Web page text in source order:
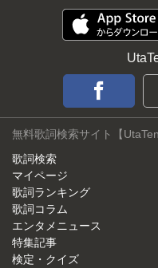
無料歌詞検索サイト【
歌詞検索
マイページ
歌詞ランキング
歌詞コラム
エンタメニュース
特集記事
検定・クイズ